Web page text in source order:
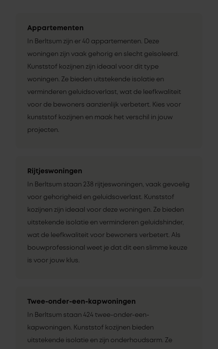
Appartementen
In Berltsum zijn er 40 appartementen. Deze
woningen zijn vaak gehorig en slecht geïsoleerd.
Kunststof kozijnen zijn ideaal voor dit type
woningen. Ze bieden uitstekende isolatie en
verminderen geluidsoverlast, wat de leefkwaliteit
voor de bewoners aanzienlijk verbetert. Kies voor
kunststof kozijnen en maak het verschil in jouw
projecten.
Rijtjeswoningen
In Berltsum staan 238 rijtjeswoningen, vaak gevoelig
voor gehorigheid en geluidsoverlast. Kunststof
kozijnen zijn ideaal voor deze woningen. Ze bieden
uitstekende isolatie en verminderen geluidshinder,
wat de leefkwaliteit voor bewoners verbetert. Als
bouwprofessional weet je dat dit een slimme keuze
is voor jouw klus.
Twee-onder-een-kapwoningen
In Berltsum staan 424 twee-onder-een-
kapwoningen. Kunststof kozijnen bieden
uitstekende isolatie en zijn onderhoudsarm. Ze